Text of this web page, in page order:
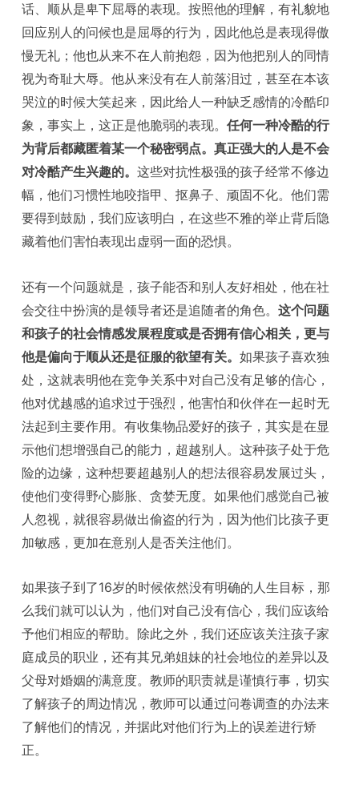
话、顺从是卑下屈辱的表现。按照他的理解，有礼貌地
回应别人的问候也是屈辱的行为，因此他总是表现得傲
慢无礼；他也从来不在人前抱怨，因为他把别人的同情
视为奇耻大辱。他从来没有在人前落泪过，甚至在本该
哭泣的时候大笑起来，因此给人一种缺乏感情的冷酷印
象，事实上，这正是他脆弱的表现。任何一种冷酷的行
为背后都藏匿着某一个秘密弱点。真正强大的人是不会
对冷酷产生兴趣的。这些对抗性极强的孩子经常不修边
幅，他们习惯性地咬指甲、抠鼻子、顽固不化。他们需
要得到鼓励，我们应该明白，在这些不雅的举止背后隐
藏着他们害怕表现出虚弱一面的恐惧。
还有一个问题就是，孩子能否和别人友好相处，他在社
会交往中扮演的是领导者还是追随者的角色。这个问题
和孩子的社会情感发展程度或是否拥有信心相关，更与
他是偏向于顺从还是征服的欲望有关。如果孩子喜欢独
处，这就表明他在竞争关系中对自己没有足够的信心，
他对优越感的追求过于强烈，他害怕和伙伴在一起时无
法起到主要作用。有收集物品爱好的孩子，其实是在显
示他们想增强自己的能力，超越别人。这种孩子处于危
险的边缘，这种想要超越别人的想法很容易发展过头，
使他们变得野心膨胀、贪婪无度。如果他们感觉自己被
人忽视，就很容易做出偷盗的行为，因为他们比孩子更
加敏感，更加在意别人是否关注他们。
如果孩子到了16岁的时候依然没有明确的人生目标，那
么我们就可以认为，他们对自己没有信心，我们应该给
予他们相应的帮助。除此之外，我们还应该关注孩子家
庭成员的职业，还有其兄弟姐妹的社会地位的差异以及
父母对婚姻的满意度。教师的职责就是谨慎行事，切实
了解孩子的周边情况，教师可以通过问卷调查的办法来
了解他们的情况，并据此对他们行为上的误差进行矫
正。